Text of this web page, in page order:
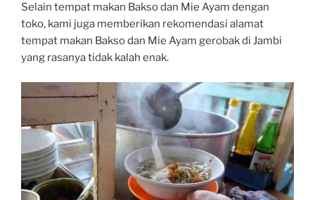
Selain tempat makan Bakso dan Mie Ayam dengan
toko, kami juga memberikan rekomendasi alamat
tempat makan Bakso dan Mie Ayam gerobak di Jambi
yang rasanya tidak kalah enak.